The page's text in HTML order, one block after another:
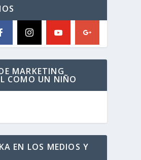
MARKETING
COMO UN NIÑO
EN LOS MEDIOS Y